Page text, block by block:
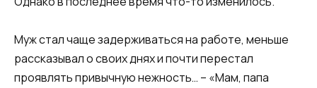
Муж стал чаще задерживаться на работе, меньше
рассказывал о своих днях и почти перестал
проявлять привычную нежность… – «Мам, папа